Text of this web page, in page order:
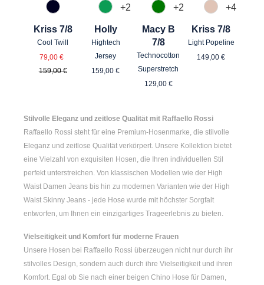
890 Marine
Kriss 7/8
Cool Twill
Verkaufspreis:
79,00 €
Regulärer Preis:
159,00 €
736 Jade
+2
Holly
Hightech
Jersey
Regulärer Preis:
159,00 €
735 Blattgrün
+2
Macy B
7/8
Technocotton
Superstretch
Regulärer Preis:
129,00 €
341 Sand
+4
Kriss 7/8
Light Popeline
Regulärer
149,00 €
Stilvolle Eleganz und zeitlose Qualität mit Raffaello Rossi
Raffaello Rossi steht für eine Premium-Hosenmarke, die stilvolle
Eleganz und zeitlose Qualität verkörpert. Unsere Kollektion bietet
eine Vielzahl von exquisiten Hosen, die Ihren individuellen Stil
perfekt unterstreichen. Von klassischen Modellen wie der High
Waist Damen Jeans bis hin zu modernen Varianten wie der High
Waist Skinny Jeans - jede Hose wurde mit höchster Sorgfalt
entworfen, um Ihnen ein einzigartiges Trageerlebnis zu bieten.
Vielseitigkeit und Komfort für moderne Frauen
Unsere Hosen bei Raffaello Rossi überzeugen nicht nur durch ihr
stilvolles Design, sondern auch durch ihre Vielseitigkeit und ihren
Komfort. Egal ob Sie nach einer beigen Chino Hose für Damen,